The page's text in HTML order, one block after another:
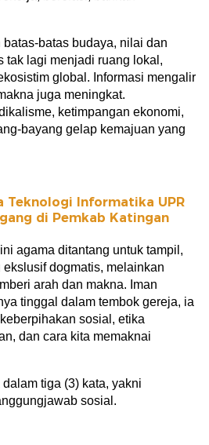
batas budaya, nilai dan
tak lagi menjadi ruang lokal,
global. Informasi mengalir
juga meningkat.
ketimpangan ekonomi,
bayang gelap kemajuan yang
Teknologi Informatika UPR
di Pemkab Katingan
agama ditantang untuk tampil,
dogmatis, melainkan
arah dan makna. Iman
tinggal dalam tembok gereja, ia
sosial, etika
dan cara kita memaknai
tiga (3) kata, yakni
sosial.